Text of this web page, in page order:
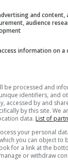
una bella
Da
sviluppo
con isolati
emiliani.
a 35°C in
brezza termica.
and content,
audience
information on a
be processed and
identifiers, and
accessed by and
by this site. We
data. List of
your personal
you can object to
for a link at the
or withdraw